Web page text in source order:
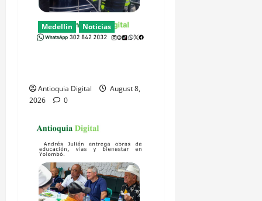
Medellin Noticias
Antioquia Digital
August 8,
2026
0